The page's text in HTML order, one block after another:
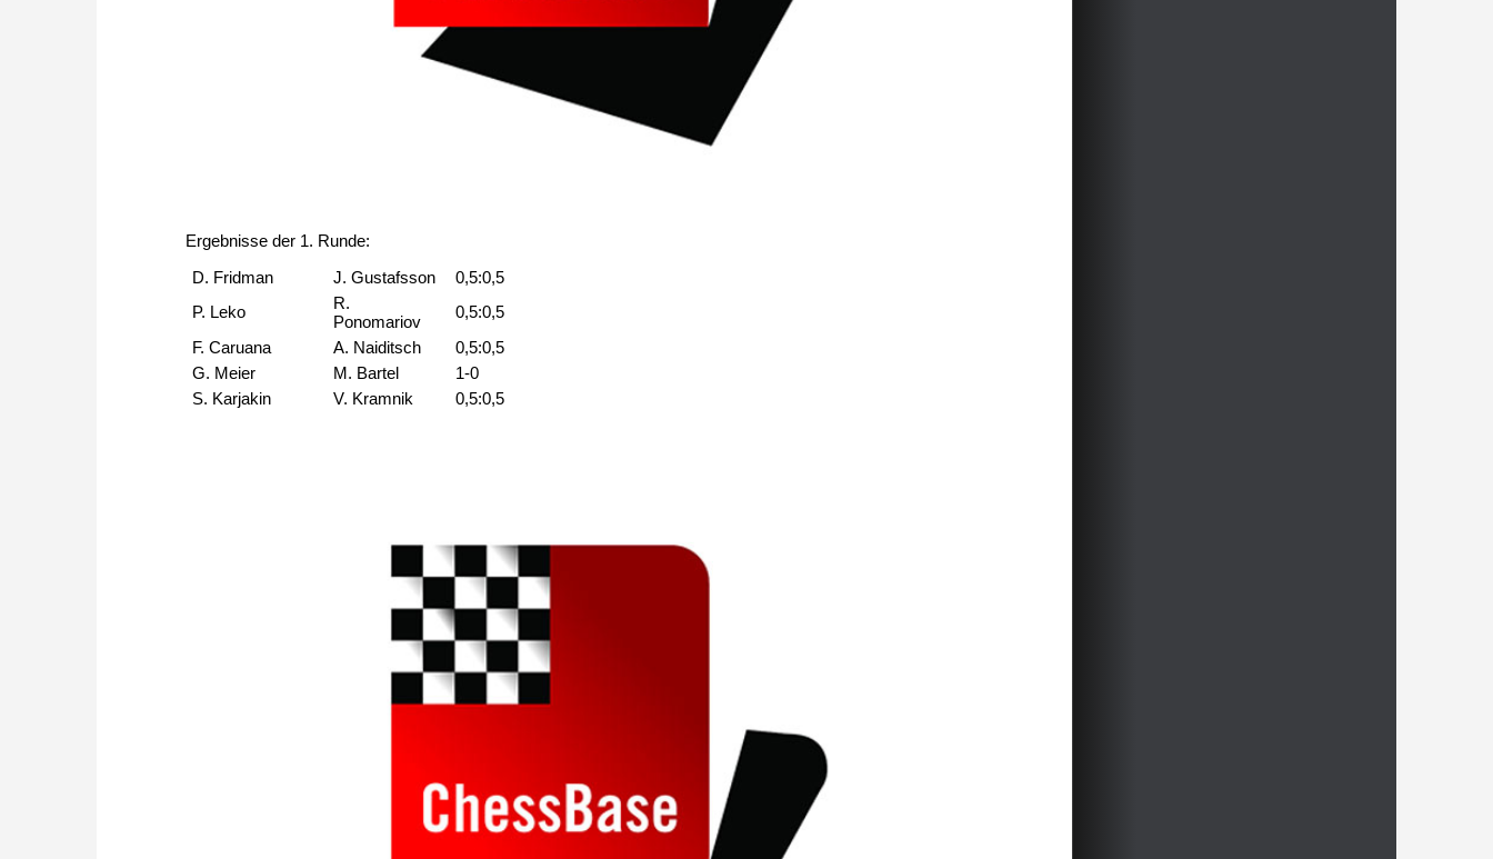
Ergebnisse der 1. Runde:
D. Fridman
J. Gustafsson
0,5:0,5
P. Leko
R.
Ponomariov
0,5:0,5
F. Caruana
A. Naiditsch
0,5:0,5
G. Meier
M. Bartel
1-0
S. Karjakin
V. Kramnik 0,5:0,5